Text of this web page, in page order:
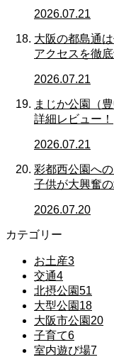
2026.07.21
大阪の都島通
アクセスを徹
2026.07.21
まじか公園（
詳細レビュー！
2026.07.21
彩都西公園へ
子供が大興奮
2026.07.20
カテゴリー
お土産3
交通4
北摂公園51
大型公園 18
大阪市公園 20
子育て6
室内遊び場7